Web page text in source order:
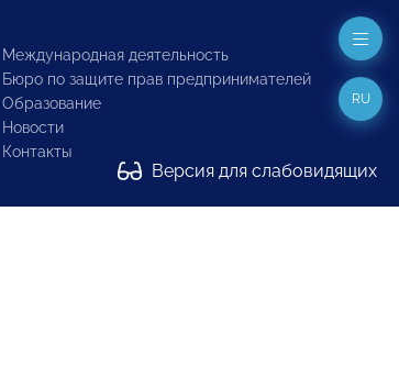
Международная деятельность
Бюро по защите прав предпринимателей
Образование
Новости
Контакты
Версия для слабовидящих
RU